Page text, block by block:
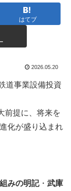
はてブ
2026.05.20
道事業設備投資
前提に、将来を
化が盛り込まれ
みの明記・ 武庫